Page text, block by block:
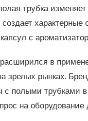
трубка изменяет
с
в
зрелых рынках.
полыми трубками
на